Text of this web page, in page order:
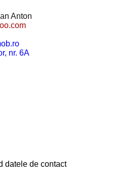
Anton
nr. 6A
datele de contact